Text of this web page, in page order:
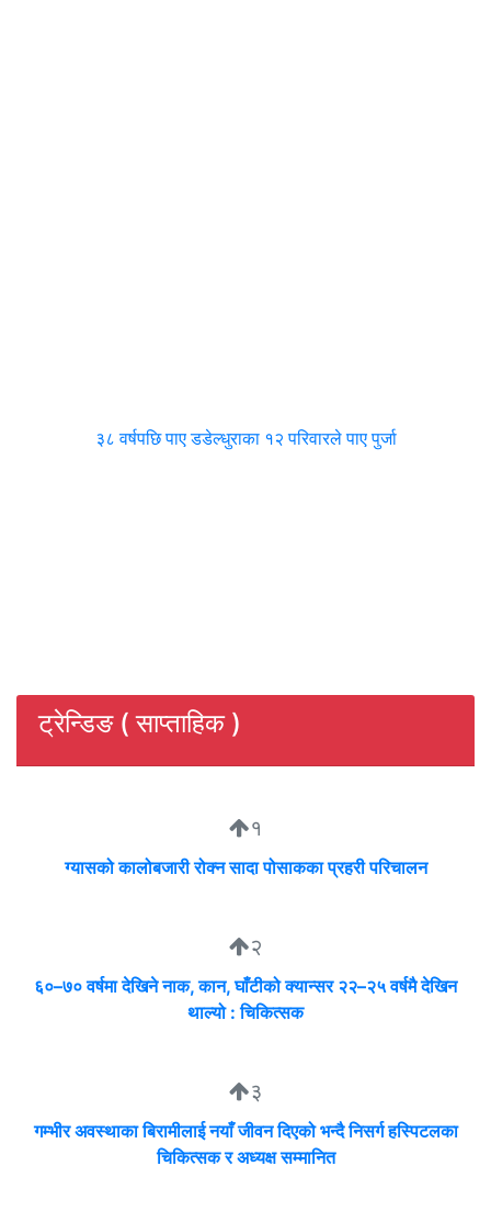
३८ वर्षपछि पाए डडेल्धुराका १२ परिवारले पाए पुर्जा
ट्रेन्डिङ ( साप्ताहिक )
१
ग्यासको कालोबजारी रोक्न सादा पोसाकका प्रहरी परिचालन
२
६०–७० वर्षमा देखिने नाक, कान, घाँटीको क्यान्सर २२–२५ वर्षमै देखिन
थाल्यो : चिकित्सक
३
गम्भीर अवस्थाका बिरामीलाई नयाँ जीवन दिएको भन्दै निसर्ग हस्पिटलका
चिकित्सक र अध्यक्ष सम्मानित